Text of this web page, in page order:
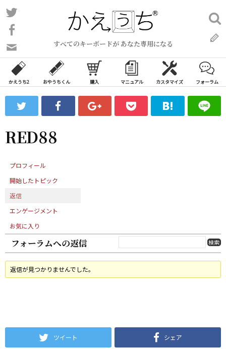
コ
ン
ン
ツ
ス
ッ
プ
すべてのキーボードが あなた専用になる
い
合
わ
フ
ォ
ム
検
索:
かえうち2 おやうちくん 購入 マニュアル カスタマイズ フォーラム
RED88
プロフィール
開始したトピック
返信
エンゲージメント
お気に入り
フォーラムへの返信
返信が見つかりませんでした。
ツイート シェア